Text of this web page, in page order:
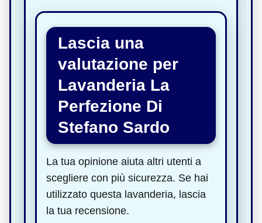
Lascia una
valutazione per
Lavanderia La
Perfezione Di
Stefano Sardo
La tua opinione aiuta altri utenti a
scegliere con più sicurezza. Se hai
utilizzato questa lavanderia, lascia
la tua recensione.